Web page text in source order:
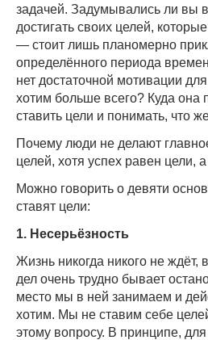
задачей. Задумывались ли вы
достигать своих целей,
— стоит лишь планомерно
определённого периода
нет достаточной мотивации
хотим больше всего? Куда она
ставить цели и понимать, что
Почему люди не делают
целей, хотя успех равен
Можно говорить о девяти
ставят цели:
1. Несерьёзность
Жизнь никогда никого не ждёт,
дел очень трудно бывает
место мы в ней занимаем и
хотим. Мы не ставим себе
этому вопросу. В принципе,